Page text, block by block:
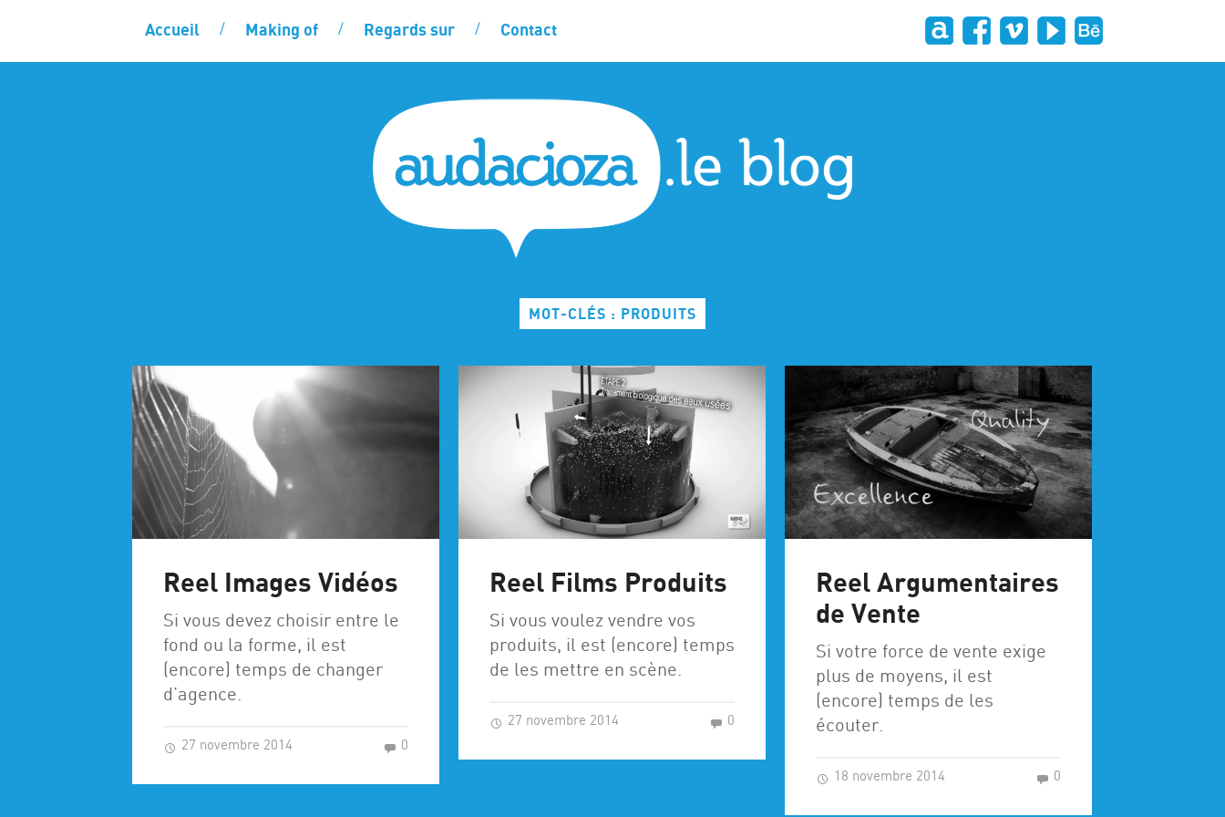
Accueil Making of Regards sur Contact
MOT-CLÉS : PRODUITS
Reel Images Vidéos
Si vous devez choisir entre le
fond ou la forme, il est
(encore) temps de changer
d’agence.
27 novembre 2014 0
Reel Films Produits
Si vous voulez vendre vos
produits, il est (encore) temps
de les mettre en scène.
27 novembre 2014 0
Reel Argumentaires
de Vente
Si votre force de vente exige
plus de moyens, il est
(encore) temps de les
écouter.
18 novembre 2014 0